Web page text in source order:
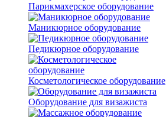
Парикмахерское оборудование
Маникюрное оборудование
Педикюрное оборудование
Косметологическое оборудование
Оборудование для визажиста